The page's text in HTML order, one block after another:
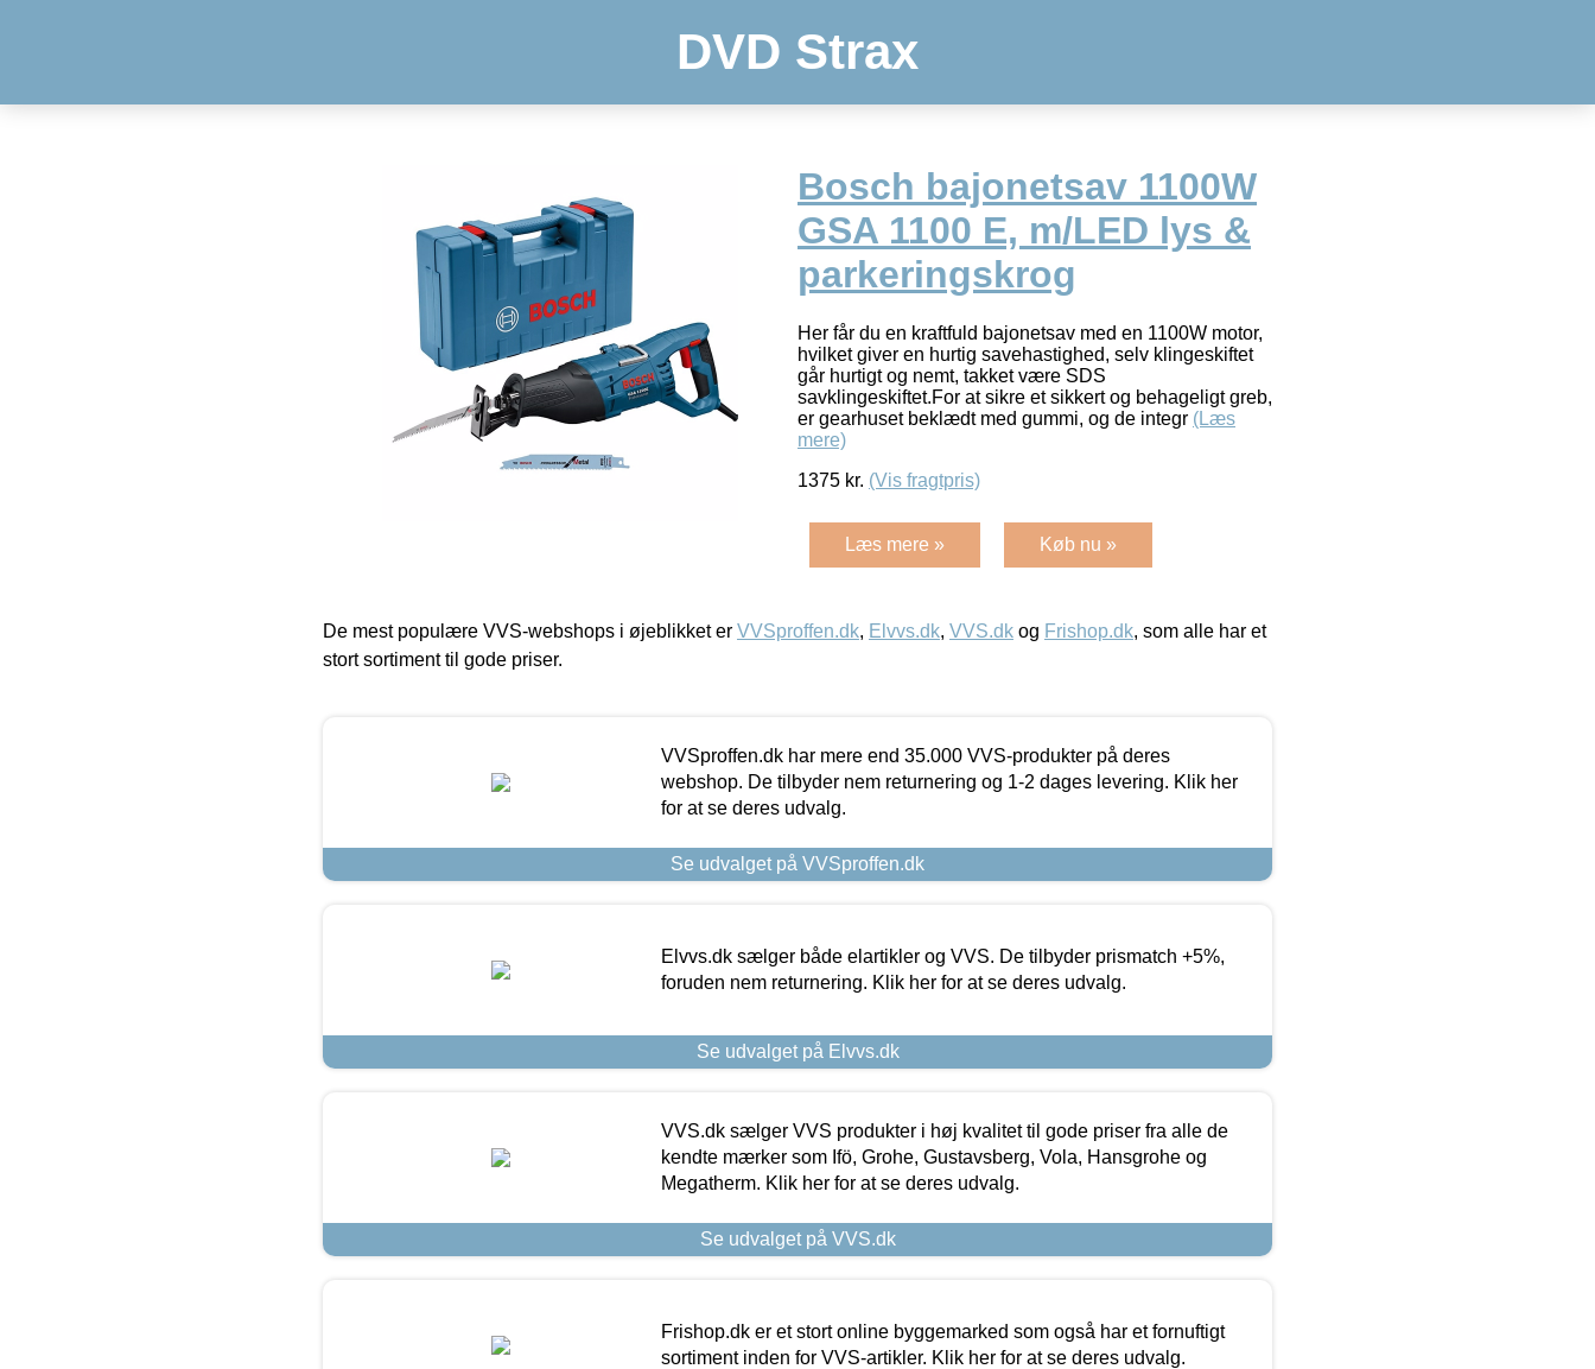
DVD Strax
Bosch bajonetsav 1100W
GSA 1100 E, m/LED lys &
parkeringskrog
Her får du en kraftfuld bajonetsav med en 1100W motor,
hvilket giver en hurtig savehastighed, selv klingeskiftet
går hurtigt og nemt, takket være SDS
savklingeskiftet.For at sikre et sikkert og behageligt greb,
er gearhuset beklædt med gummi, og de integr (Læs
mere)
1375 kr. (Vis fragtpris)
Læs mere » Køb nu »
De mest populære VVS-webshops i øjeblikket er VVSproffen.dk, Elvvs.dk, VVS.dk og Frishop.dk, som alle har et
stort sortiment til gode priser.
VVSproffen.dk har mere end 35.000 VVS-produkter på deres
webshop. De tilbyder nem returnering og 1-2 dages levering. Klik her
for at se deres udvalg.
Se udvalget på VVSproffen.dk
Elvvs.dk sælger både elartikler og VVS. De tilbyder prismatch +5%,
foruden nem returnering. Klik her for at se deres udvalg.
Se udvalget på Elvvs.dk
VVS.dk sælger VVS produkter i høj kvalitet til gode priser fra alle de
kendte mærker som Ifö, Grohe, Gustavsberg, Vola, Hansgrohe og
Megatherm. Klik her for at se deres udvalg.
Se udvalget på VVS.dk
Frishop.dk er et stort online byggemarked som også har et fornuftigt
sortiment inden for VVS-artikler. Klik her for at se deres udvalg.